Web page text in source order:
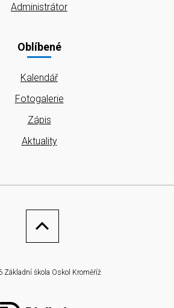
Administrátor
Oblíbené
Kalendář
Fotogalerie
Zápis
Aktuality
Základní škola Oskol Kroměříž